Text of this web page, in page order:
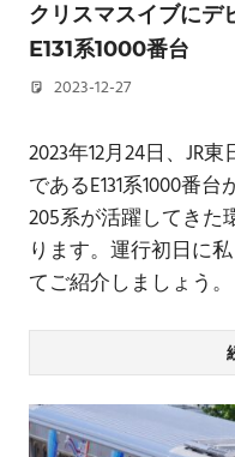
クリスマスイブにデ
E131系1000番台
2023-12-27
2023年12月24日、JR
であるE131系1000番
205系が活躍してきた
ります。運行初日に
てご紹介しましょう。